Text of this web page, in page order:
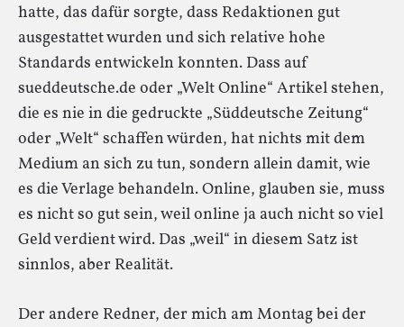
hatte, das dafür sorgte, dass Redaktionen gut
ausgestattet wurden und sich relative hohe
Standards entwickeln konnten. Dass auf
sueddeutsche.de oder „Welt Online“ Artikel stehen,
die es nie in die gedruckte „Süddeutsche Zeitung“
oder „Welt“ schaffen würden, hat nichts mit dem
Medium an sich zu tun, sondern allein damit, wie
es die Verlage behandeln. Online, glauben sie, muss
es nicht so gut sein, weil online ja auch nicht so viel
Geld verdient wird. Das „weil“ in diesem Satz ist
sinnlos, aber Realität.
Der andere Redner, der mich am Montag bei der